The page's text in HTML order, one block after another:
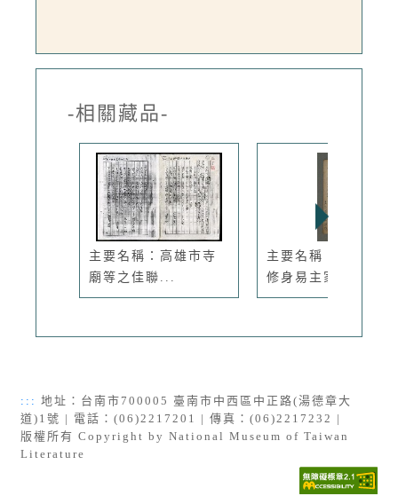
-相關藏品-
主要名稱：高雄市寺
廟等之佳聯...
主要名稱：無題名：
修身易主家...
::: 地址：台南市700005 臺南市中西區中正路(湯德章大
道)1號 | 電話：(06)2217201 | 傳真：(06)2217232 |
版權所有 Copyright by National Museum of Taiwan
Literature